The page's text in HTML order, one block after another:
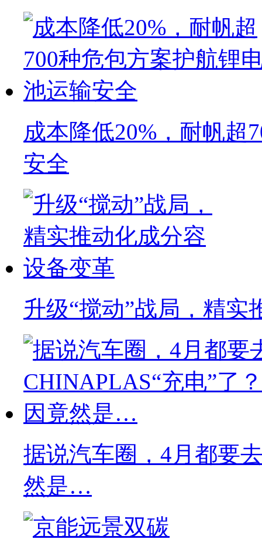
成本降低20%，耐帆超
安全
升级“搅动”战局，精实
据说汽车圈，4月都要
然是…